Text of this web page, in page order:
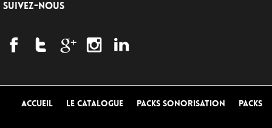
SUIVEZ-NOUS
Accueil Le Catalogue Packs Sonorisation Packs